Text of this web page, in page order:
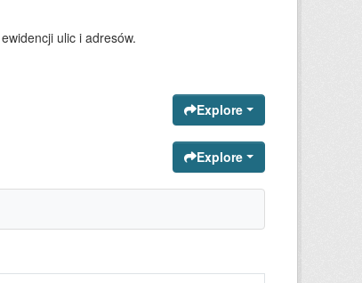
ulic i adresów.
Explore
Explore